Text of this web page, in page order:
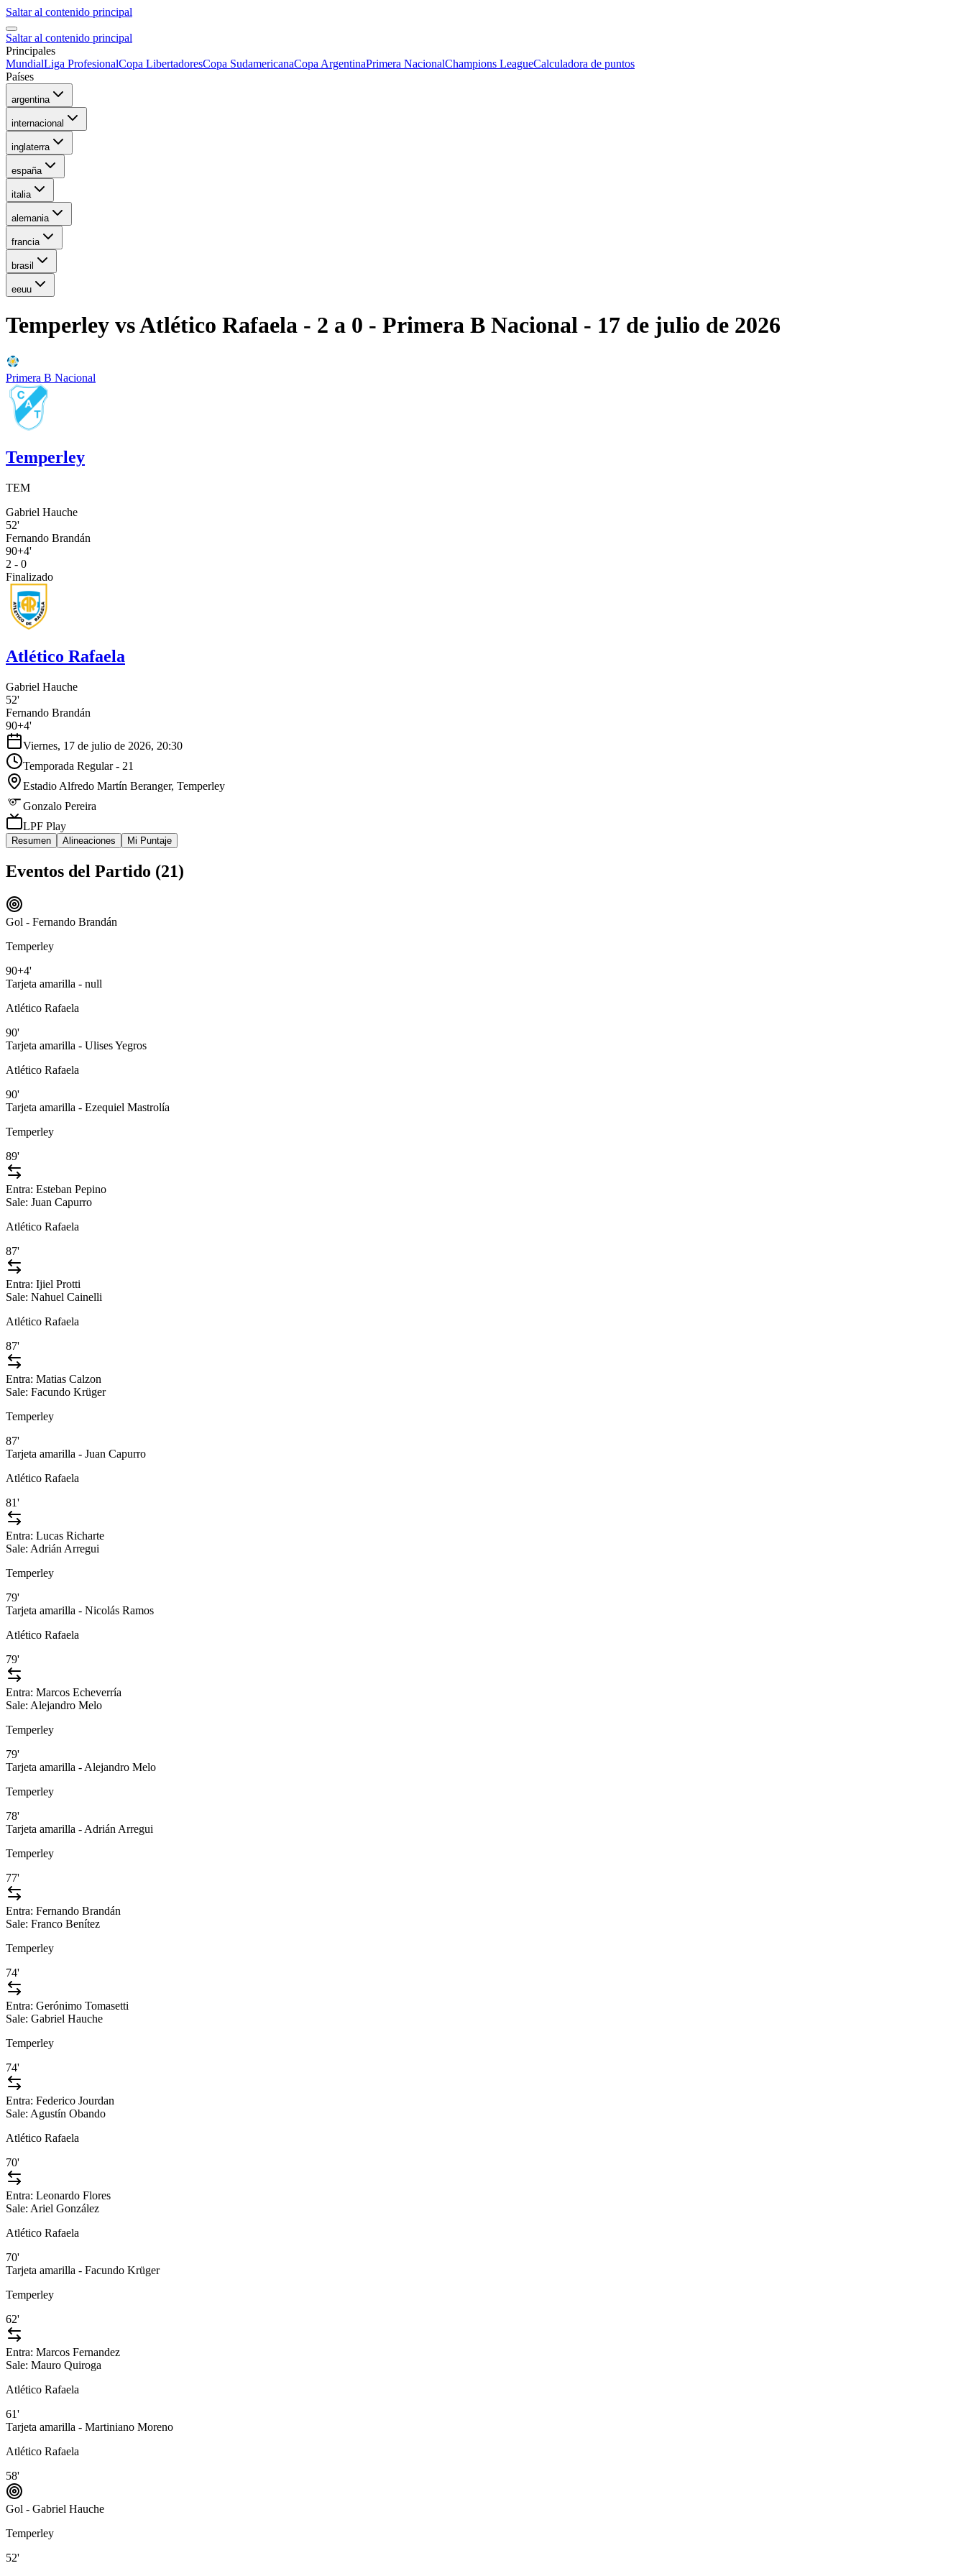
Saltar al contenido principal
Saltar al contenido principal
Principales
MundialLiga ProfesionalCopa LibertadoresCopa SudamericanaCopa ArgentinaPrimera NacionalChampions LeagueCalculadora de puntos
Países
argentina
internacional
inglaterra
españa
italia
alemania
francia
brasil
eeuu
Temperley vsAtlético Rafaela - 2 a 0 - Primera B Nacional - 17 de julio de 2026
Primera B Nacional
Temperley
TEM
Gabriel Hauche
52'
Fernando Brandán
90+4'
2 - 0
Finalizado
Atlético Rafaela
Gabriel Hauche
52'
Fernando Brandán
90+4'
Viernes, 17 de julio de 2026, 20:30
Temporada Regular - 21
Estadio Alfredo Martín Beranger, Temperley
Gonzalo Pereira
LPF Play
Resumen Alineaciones Mi Puntaje
Eventos del Partido (21)
Gol - Fernando Brandán
Temperley
90+4'
Tarjeta amarilla - null
Atlético Rafaela
90'
Tarjeta amarilla - Ulises Yegros
Atlético Rafaela
90'
Tarjeta amarilla - Ezequiel Mastrolía
Temperley
89'
Entra: Esteban Pepino
Sale: Juan Capurro
Atlético Rafaela
87'
Entra: Ijiel Protti
Sale: Nahuel Cainelli
Atlético Rafaela
87'
Entra: Matias Calzon
Sale: Facundo Krüger
Temperley
87'
Tarjeta amarilla - Juan Capurro
Atlético Rafaela
81'
Entra: Lucas Richarte
Sale: Adrián Arregui
Temperley
79'
Tarjeta amarilla - Nicolás Ramos
Atlético Rafaela
79'
Entra: Marcos Echeverría
Sale: Alejandro Melo
Temperley
79'
Tarjeta amarilla - Alejandro Melo
Temperley
78'
Tarjeta amarilla - Adrián Arregui
Temperley
77'
Entra: Fernando Brandán
Sale: Franco Benítez
Temperley
74'
Entra: Gerónimo Tomasetti
Sale: Gabriel Hauche
Temperley
74'
Entra: Federico Jourdan
Sale: Agustín Obando
Atlético Rafaela
70'
Entra: Leonardo Flores
Sale: Ariel González
Atlético Rafaela
70'
Tarjeta amarilla - Facundo Krüger
Temperley
62'
Entra: Marcos Fernandez
Sale: Mauro Quiroga
Atlético Rafaela
61'
Tarjeta amarilla - Martiniano Moreno
Atlético Rafaela
58'
Gol - Gabriel Hauche
Temperley
52'